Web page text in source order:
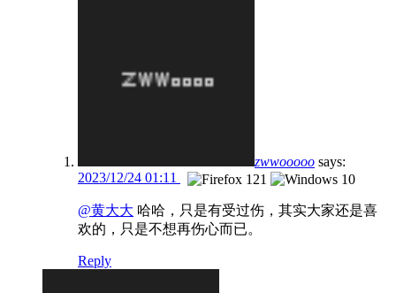
zwwooooo says:
2023/12/24 01:11
@黄大大 哈哈，只是有受过伤，其实大家还是喜
欢的，只是不想再伤心而已。
Reply